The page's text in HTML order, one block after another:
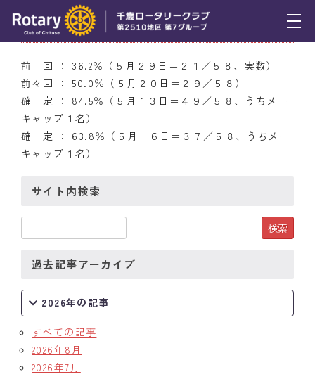
トピックス
例会報告
活動報告
理事会報告
スケジュール
年間プログラム
クラブのあゆみ
クラブの歴史
歴代会長・幹事
5月20日（木） 出席率
前 回 ： 36.2％（５月２９日＝２１／５８、実数）
前々回 ： 50.0％（５月２０日＝２９／５８）
確 定 ： 84.5％（５月１３日＝４９／５８、うちメー
キャップ１名）
確 定 ： 63.8％（５月 ６日＝３７／５８、うちメー
キャップ１名）
サイト内検索
過去記事アーカイブ
2026年の記事
すべての記事
2026年8月
2026年7月